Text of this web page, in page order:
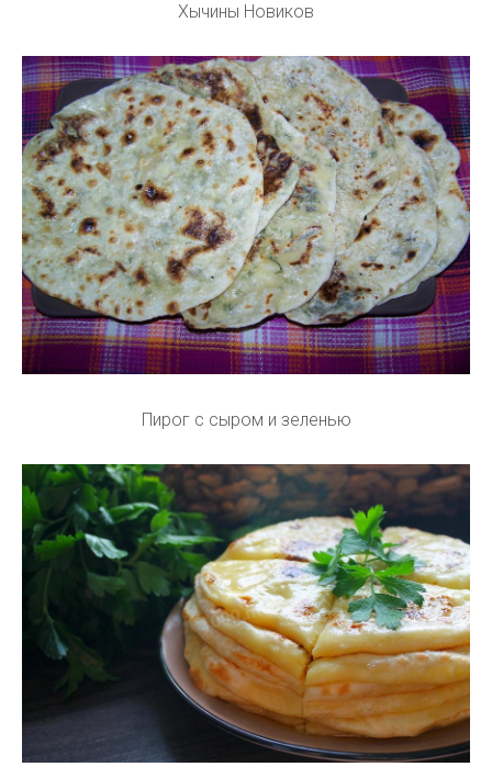
Хычины Новиков
Пирог с сыром и зеленью